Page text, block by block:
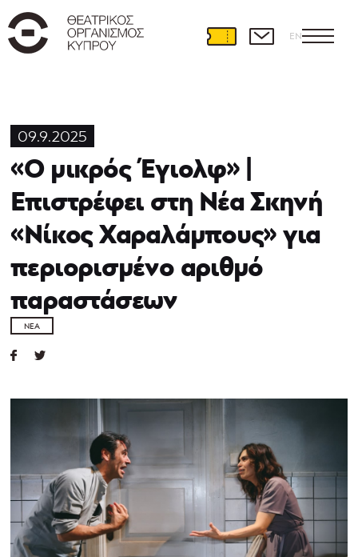
EN
09.9.2025
«Ο μικρός Έγιολφ» |
Επιστρέφει στη Νέα Σκηνή
«Νίκος Χαραλάμπους» για
περιορισμένο αριθμό
παραστάσεων
ΝΈΑ